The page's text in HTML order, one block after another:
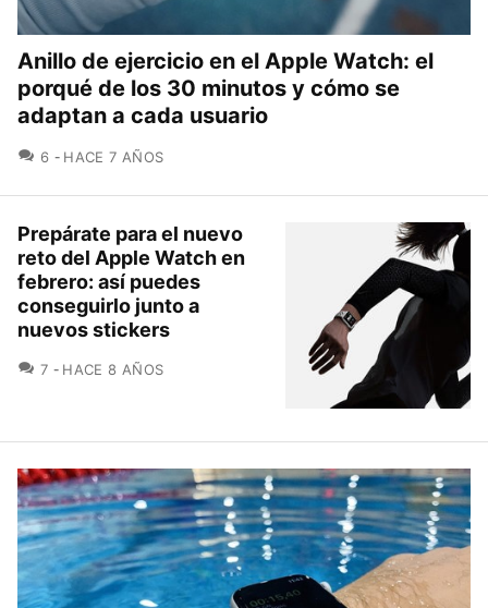
Anillo de ejercicio en el Apple Watch: el
porqué de los 30 minutos y cómo se
adaptan a cada usuario
6 COMENTARIOS
HACE 7 AÑOS
Prepárate para el nuevo
reto del Apple Watch en
febrero: así puedes
conseguirlo junto a
nuevos stickers
7 COMENTARIOS
HACE 8 AÑOS